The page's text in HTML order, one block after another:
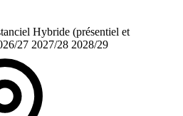
Hybride (présentiel et
27 2027/28 2028/29